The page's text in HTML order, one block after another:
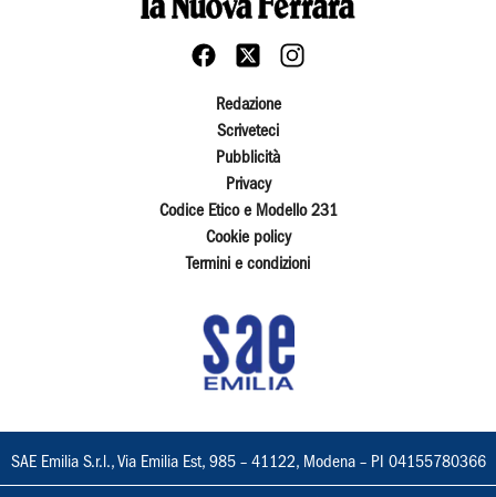
Redazione
Scriveteci
Pubblicità
Privacy
Codice Etico e Modello 231
Cookie policy
Termini e condizioni
SAE Emilia S.r.l., Via Emilia Est, 985 – 41122, Modena – PI 04155780366